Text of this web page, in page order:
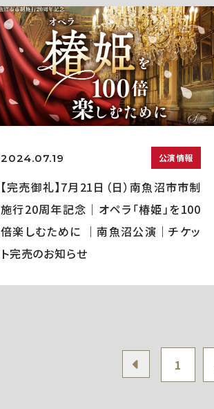
2024.07.19 公演情報
【完売御礼】7月21日（日）南魚沼市市制
施行20周年記念｜オペラ「椿姫」を100
倍楽しむために ｜南魚沼公演｜チケッ
ト完売のお知らせ
1